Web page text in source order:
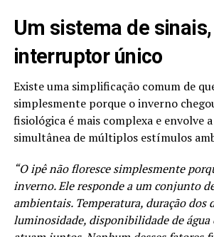
Um sistema de
interruptor único
Existe uma simplificação comum de
simplesmente porque o inverno
fisiológica é mais complexa e envolve
simultânea de múltiplos estímulos
“O ipê não floresce simplesmente
inverno. Ele responde a um conjunto
ambientais. Temperatura, duração dos
luminosidade, disponibilidade de água